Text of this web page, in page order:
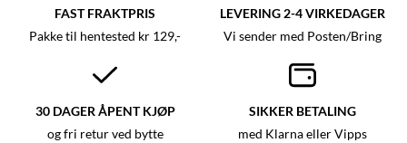
FAST FRAKTPRIS
Pakke til hentested kr 129,-
LEVERING 2-4 VIRKEDAGER
Vi sender med Posten/Bring
30 DAGER ÅPENT KJØP
og fri retur ved bytte
SIKKER BETALING
med Klarna eller Vipps